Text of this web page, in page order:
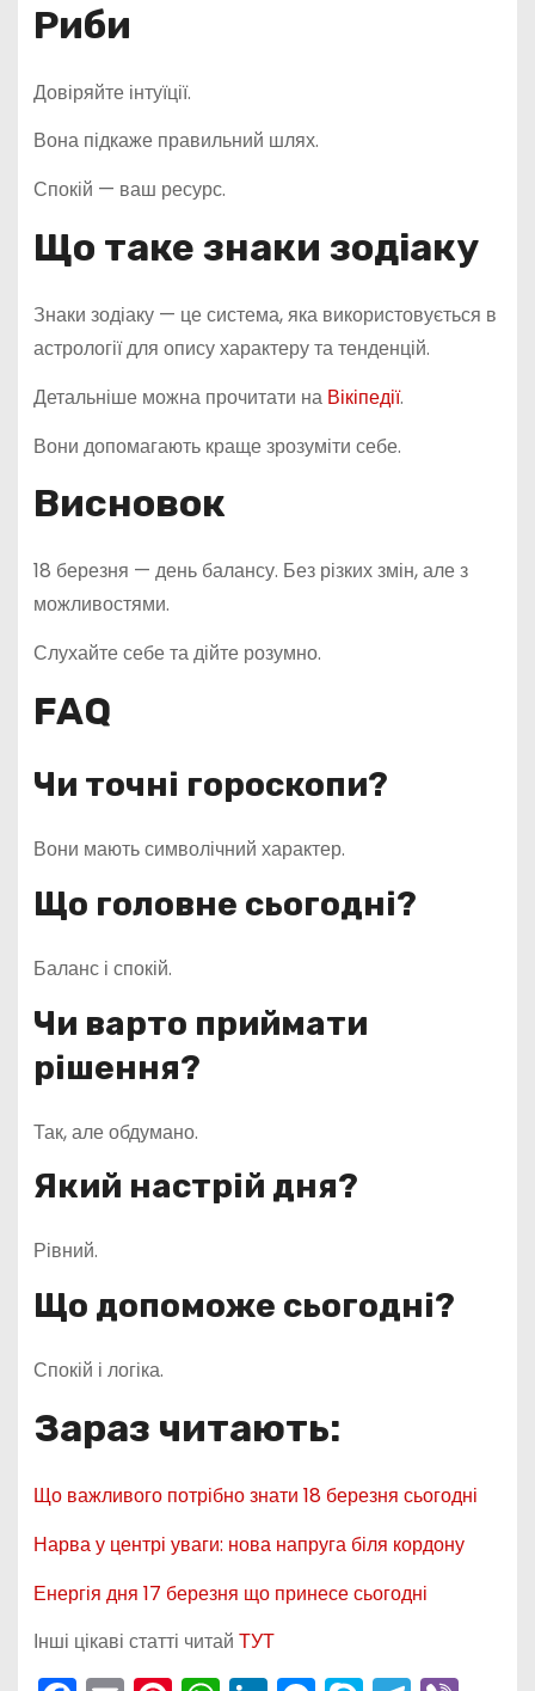
Риби
Довіряйте інтуїції.
Вона підкаже правильний шлях.
Спокій — ваш ресурс.
Що таке знаки зодіаку
Знаки зодіаку — це система, яка використовується в
астрології для опису характеру та тенденцій.
Детальніше можна прочитати на Вікіпедії.
Вони допомагають краще зрозуміти себе.
Висновок
18 березня — день балансу. Без різких змін, але з
можливостями.
Слухайте себе та дійте розумно.
FAQ
Чи точні гороскопи?
Вони мають символічний характер.
Що головне сьогодні?
Баланс і спокій.
Чи варто приймати
рішення?
Так, але обдумано.
Який настрій дня?
Рівний.
Що допоможе сьогодні?
Спокій і логіка.
Зараз читають:
Що важливого потрібно знати 18 березня сьогодні
Нарва у центрі уваги: нова напруга біля кордону
Енергія дня 17 березня що принесе сьогодні
Інші цікаві статті читай ТУТ